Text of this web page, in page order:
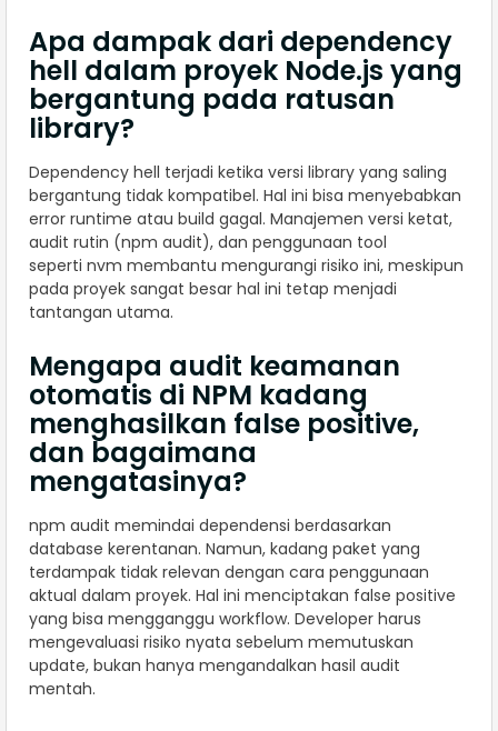
Apa dampak dari dependency
hell dalam proyek Node.js yang
bergantung pada ratusan
library?
Dependency hell terjadi ketika versi library yang saling
bergantung tidak kompatibel. Hal ini bisa menyebabkan
error runtime atau build gagal. Manajemen versi ketat,
audit rutin (npm audit), dan penggunaan tool
seperti nvm membantu mengurangi risiko ini, meskipun
pada proyek sangat besar hal ini tetap menjadi
tantangan utama.
Mengapa audit keamanan
otomatis di NPM kadang
menghasilkan false positive,
dan bagaimana
mengatasinya?
npm audit memindai dependensi berdasarkan
database kerentanan. Namun, kadang paket yang
terdampak tidak relevan dengan cara penggunaan
aktual dalam proyek. Hal ini menciptakan false positive
yang bisa mengganggu workflow. Developer harus
mengevaluasi risiko nyata sebelum memutuskan
update, bukan hanya mengandalkan hasil audit
mentah.